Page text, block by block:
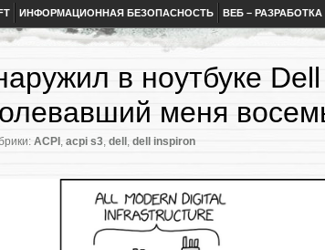
ИНФОРМАЦИОННАЯ БЕЗОПАСНОСТЬ ВЕБ – РАЗРАБОТКА
в ноутбуке
меня
ACPI , acpi s3, dell , dell inspiron